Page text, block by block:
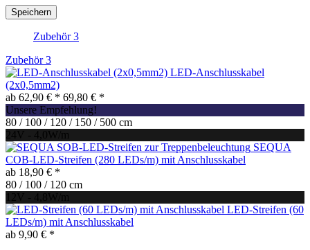
Speichern
Zubehör3
Zubehör3
LED-Anschlusskabel
(2x0,5mm2)
ab 62,90 € * 69,80 € *
Unsere Empfehlung!
80 / 100 / 120 / 150 / 500 cm
24V - 4,0W/m
SEQUA
COB-LED-Streifen (280 LEDs/m) mit Anschlusskabel
ab 18,90 € *
80 / 100 / 120 cm
12V - 4,8W/m
LED-Streifen (60
LEDs/m) mit Anschlusskabel
ab 9,90 € *